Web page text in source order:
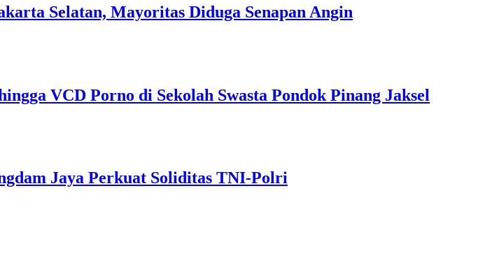
Selatan, Mayoritas Diduga Senapan Angin
VCD Porno di Sekolah Swasta Pondok Pinang Jaksel
Jaya Perkuat Soliditas TNI-Polri